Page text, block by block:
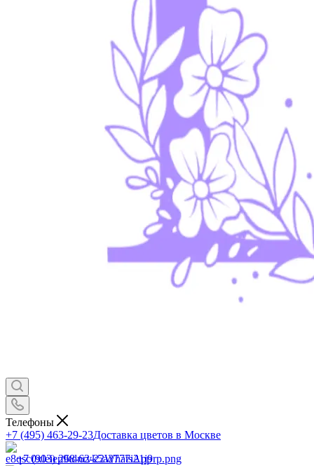
Телефоны
+7 (495) 463-29-23Доставка цветов в Москве
+7 (903) 268-62-22WhatsApp